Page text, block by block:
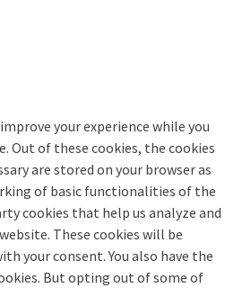
your experience while you
Out of these cookies, the cookies
are stored on your browser as
of basic functionalities of the
cookies that help us analyze and
These cookies will be
your consent. You also have the
But opting out of some of